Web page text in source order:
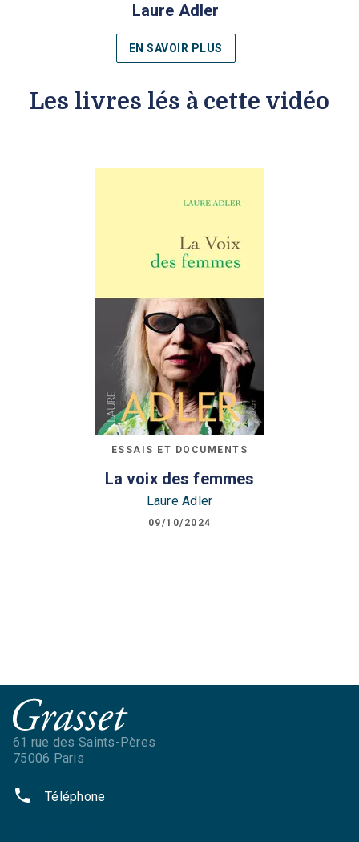
Laure Adler
EN SAVOIR PLUS
Les livres lés à cette vidéo
ESSAIS ET DOCUMENTS
La voix des femmes
Laure Adler
09/10/2024
61 rue des Saints-Pères
75006 Paris
phone Téléphone